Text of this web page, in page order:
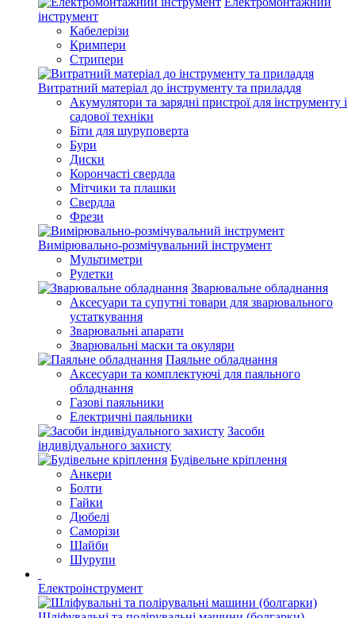
інструмент
Кабелерізи
Кримпери
Стрипери
Витратний матеріал до інструменту та приладдя
Акумулятори та зарядні пристрої для інструменту і
садової техніки
Біти для шуруповерта
Бури
Диски
Корончасті свердла
Мітчики та плашки
Свердла
Фрези
Вимірювально-розмічувальний інструмент
Мультиметри
Рулетки
Зварювальне обладнання
Аксесуари та супутні товари для зварювального
устаткування
Зварювальні апарати
Зварювальні маски та окуляри
Паяльне обладнання
Аксесуари та комплектуючі для паяльного
обладнання
Газові паяльники
Електричні паяльники
Засоби
індивідуального захисту
Будівельне кріплення
Анкери
Болти
Гайки
Дюбелі
Саморізи
Шайби
Шурупи
Електроінструмент